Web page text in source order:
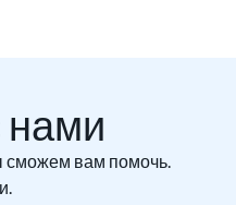
нами
сможем вам помочь.